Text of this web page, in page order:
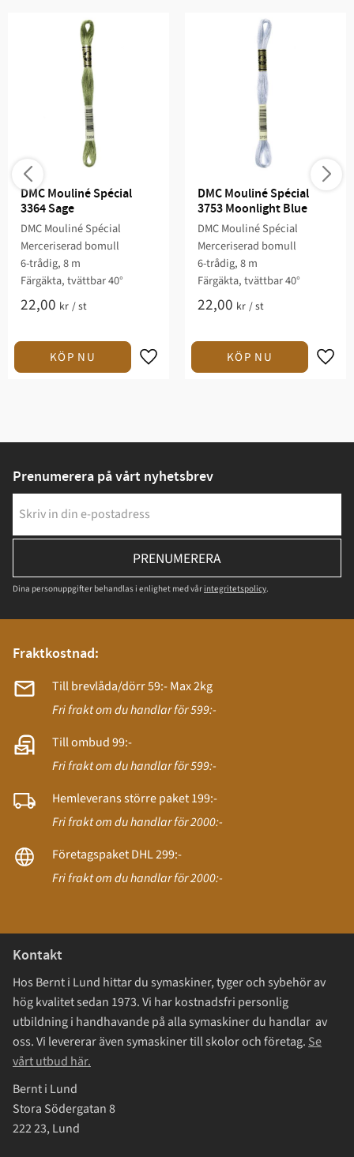
DMC Mouliné Spécial
3364 Sage
DMC Mouliné Spécial
Merceriserad bomull
6-trådig, 8 m
Färgäkta, tvättbar 40°
22,00 kr /st
DMC Mouliné Spécial
3753 Moonlight Blue
DMC Mouliné Spécial
Merceriserad bomull
6-trådig, 8 m
Färgäkta, tvättbar 40°
22,00 kr /st
Prenumerera på vårt nyhetsbrev
PRENUMERERA
Dina personuppgifter behandlas i enlighet med vår integritetspolicy.
Fraktkostnad:
Till brevlåda/dörr 59:- Max 2kg
Fri frakt om du handlar för 599:-
Till ombud 99:-
Fri frakt om du handlar för 599:-
Hemleverans större paket 199:-
Fri frakt om du handlar för 2000:-
Företagspaket DHL 299:-
Fri frakt om du handlar för 2000:-
Kontakt
Hos Bernt i Lund hittar du symaskiner, tyger och sybehör av
hög kvalitet sedan 1973. Vi har kostnadsfri personlig
utbildning i handhavande på alla symaskiner du handlar av
oss. Vi levererar även symaskiner till skolor och företag. Se
vårt utbud här.
Bernt i Lund
Stora Södergatan 8
222 23, Lund